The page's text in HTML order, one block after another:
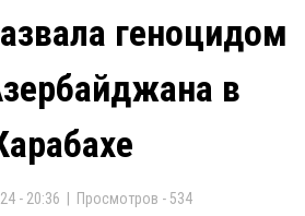
геноцидом
в
- 20:36 | Просмотров - 534